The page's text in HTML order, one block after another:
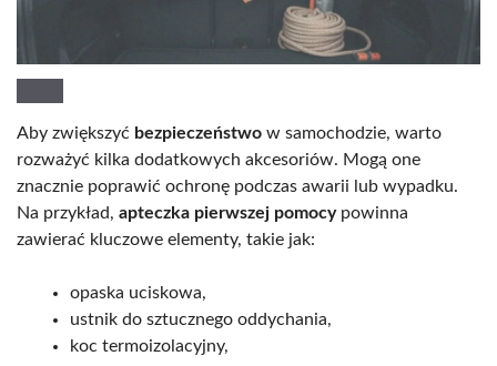
Aby zwiększyć bezpieczeństwo w samochodzie, warto
rozważyć kilka dodatkowych akcesoriów. Mogą one
znacznie poprawić ochronę podczas awarii lub wypadku.
Na przykład, apteczka pierwszej pomocypowinna
zawierać kluczowe elementy, takie jak:
opaska uciskowa,
ustnik do sztucznego oddychania,
koc termoizolacyjny,